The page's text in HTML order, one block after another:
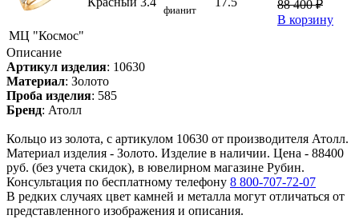
МЦ "Космос"
фианит
88 400 ₽
В корзину
Описание
Артикул изделия: 10630
Материал: Золото
Проба изделия: 585
Бренд: Атолл
Кольцо из золота, с артикулом 10630 от производителя Атолл.
Материал изделия - Золото. Изделие в наличии. Цена - 88400
руб. (без учета скидок), в ювелирном магазине Рубин.
Консультация по бесплатному телефону 8 800-707-72-07
В редких случаях цвет камней и металла могут отличаться от
представленного изображения и описания.